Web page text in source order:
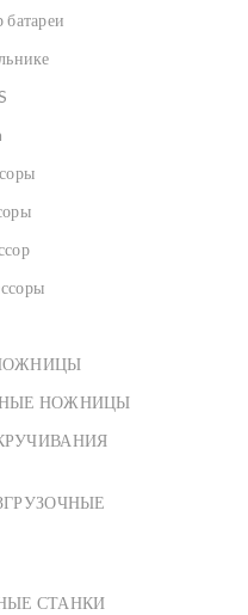
НОЖНИЦЫ
СТАНКИ